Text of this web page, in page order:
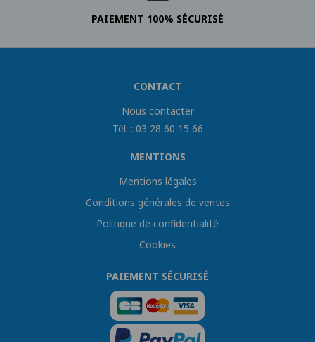
PAIEMENT 100% SÉCURISÉ
CONTACT
Nous contacter
Tél. : 03 28 60 15 66
MENTIONS
Mentions légales
Conditions générales de ventes
Politique de confidentialité
Cookies
PAIEMENT SÉCURISÉ